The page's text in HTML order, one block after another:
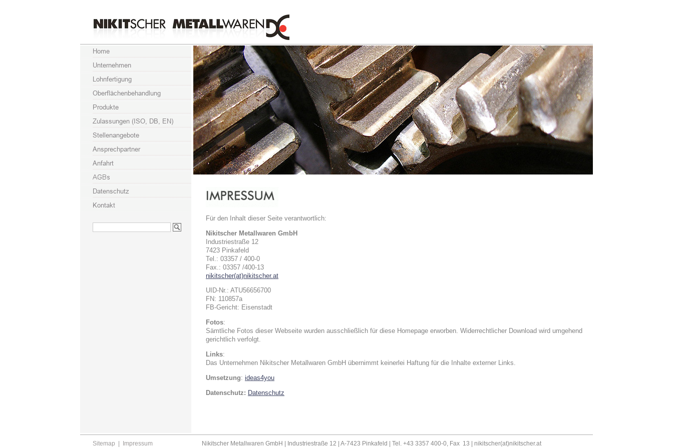
Für den Inhalt dieser Seite verantwortlich:
Nikitscher Metallwaren GmbH
Industriestraße 12
7423 Pinkafeld
Tel.: 03357 / 400-0
Fax.: 03357 /400-13
nikitscher(at)nikitscher.at
UID-Nr.: ATU56656700
FN: 110857a
FB-Gericht: Eisenstadt
Fotos:
Sämtliche Fotos dieser Webseite wurden ausschließlich für diese Homepage erworben. Widerrechtlicher Download wird umgehend
gerichtlich verfolgt.
Links:
Das Unternehmen Nikitscher Metallwaren GmbH übernimmt keinerlei Haftung für die Inhalte externer Links.
Umsetzung: ideas4you
Datenschutz: Datenschutz
Sitemap Impressum Nikitscher Metallwaren GmbH | Industriestraße 12 | A-7423 Pinkafeld | Tel. +43 3357 400-0, Fax 13 | nikitscher(at)nikitscher.at